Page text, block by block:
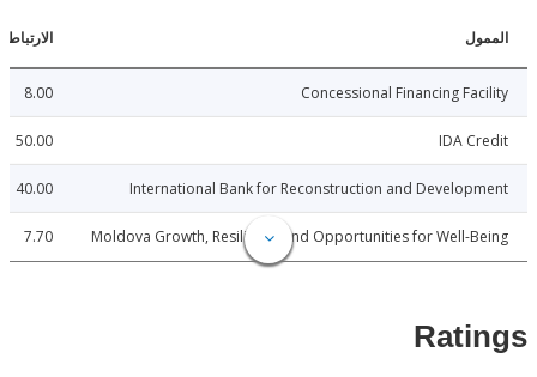
الارتباطات
Concessional Financing
IDA
International Bank for Reconstruction and
Moldova Growth, Resilience and Opportunities for Well-
7.70